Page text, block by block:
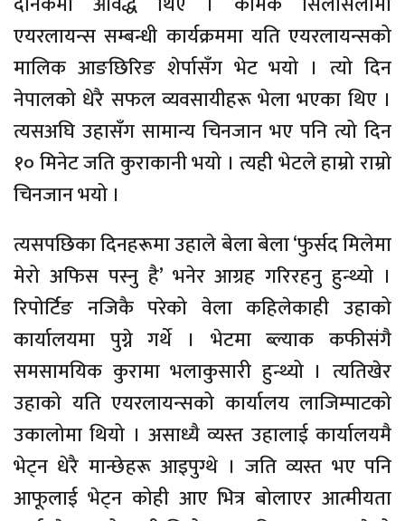
एयरलायन्स सम्बन्धी कार्यक्रममा यति एयरलायन्सको
मालिक आङछिरिङ शेर्पासँग भेट भयो । त्यो दिन
नेपालको धेरै सफल व्यवसायीहरू भेला भएका थिए ।
त्यसअघि उहासँग सामान्य चिनजान भए पनि त्यो दिन
१० मिनेट जति कुराकानी भयो । त्यही भेटले हाम्रो राम्रो
चिनजान भयो ।
त्यसपछिका दिनहरूमा उहाले बेला बेला ‘फुर्सद मिलेमा
मेरो अफिस पस्नु है’ भनेर आग्रह गरिरहनु हुन्थ्यो ।
रिपोर्टिङ नजिकै परेको वेला कहिलेकाही उहाको
कार्यालयमा पुग्ने गर्थे । भेटमा ब्ल्याक कफीसंगै
समसामयिक कुरामा भलाकुसारी हुन्थ्यो । त्यतिखेर
उहाको यति एयरलायन्सको कार्यालय लाजिम्पाटको
उकालोमा थियो । असाध्यै व्यस्त उहालाई कार्यालयमै
भेट्न धेरै मान्छेहरू आइपुग्थे । जति व्यस्त भए पनि
आफूलाई भेट्न कोही आए भित्र बोलाएर आत्मीयता